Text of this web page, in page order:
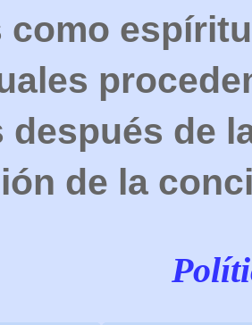
como
después de
de la